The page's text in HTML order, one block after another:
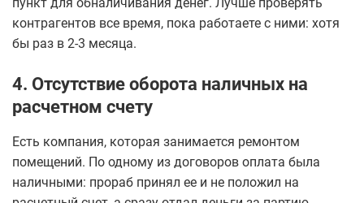
пункт для обналичивания денег. Лучше проверять
контрагентов все время, пока работаете с ними: хотя
бы раз в 2-3 месяца.
4. Отсутствие оборота наличных на
расчетном счету
Есть компания, которая занимается ремонтом
помещений. По одному из договоров оплата была
наличными: прораб принял ее и не положил на